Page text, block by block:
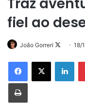
fiel ao
João Gorreri
Follow
X
18/
Imprimir